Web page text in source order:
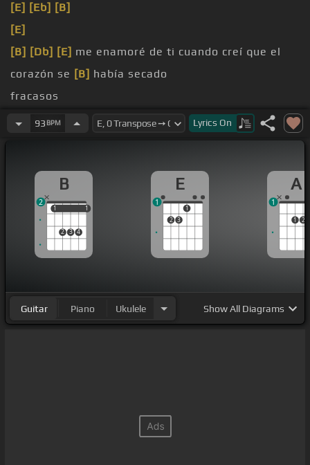
[E] [Eb] [B]
[E]
[B] [Db] [E] me enamoré de ti cuando creí que el
corazón se [B] había secado
fracasos
olvidó
de este mundo[B]no
93 BPM Lyrics On
B
1
2 3 4
1
1 1
2
E
2 3
1
1
A
1 2
1
Guitar Piano Ukulele ShowAll Diagrams